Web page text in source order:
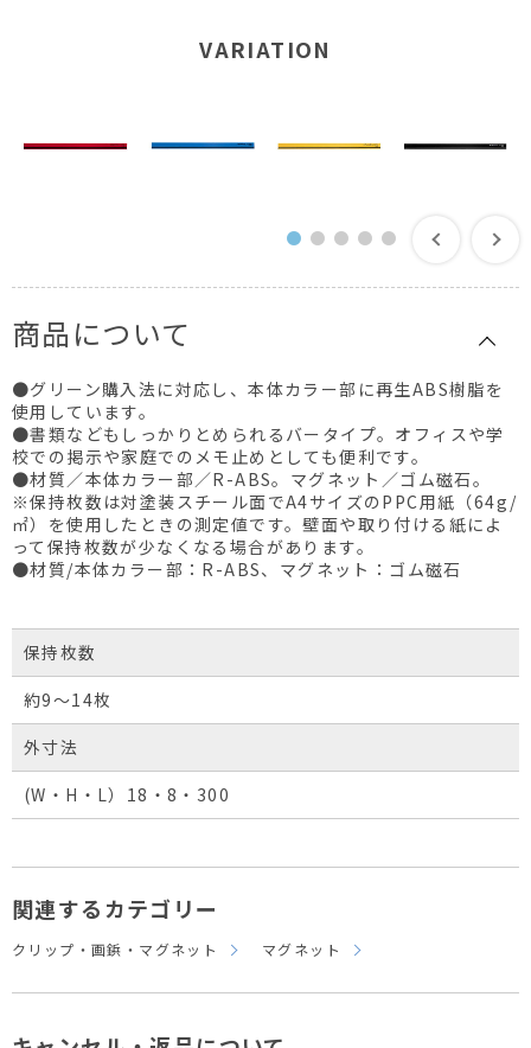
VARIATION
商品について
●グリーン購入法に対応し、本体カラー部に再生ABS樹脂を
使用しています。
●書類などもしっかりとめられるバータイプ。オフィスや学
校での掲示や家庭でのメモ止めとしても便利です。
●材質／本体カラー部／R-ABS。マグネット／ゴム磁石。
※保持枚数は対塗装スチール面でA4サイズのPPC用紙（64g/
㎡）を使用したときの測定値です。壁面や取り付ける紙によ
って保持枚数が少なくなる場合があります。
●材質/本体カラー部：R-ABS、マグネット：ゴム磁石
保持枚数
約9～14枚
外寸法
(W・H・L）18・8・300
関連するカテゴリー
クリップ・画鋲・マグネット マグネット